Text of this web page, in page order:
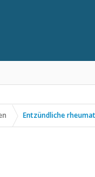
Entzündliche